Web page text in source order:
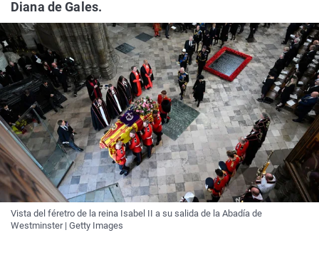
Diana de Gales.
Vista del féretro de la reina Isabel II a su salida de la Abadía de
Westminster | Getty Images